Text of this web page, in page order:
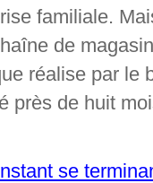
familiale.
de
réalise par le
près de huit
se